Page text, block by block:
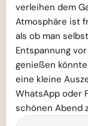
verleihen dem
Atmosphäre ist
als ob man
Entspannung
genießen
eine kleine
WhatsApp oder
schönen Abend